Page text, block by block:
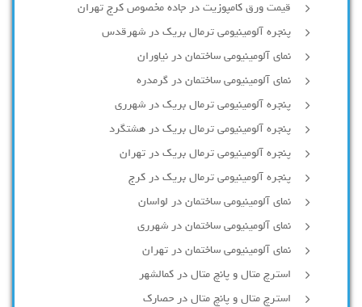
قیمت ورق کامپوزیت در جاده مخصوص کرج تهران
پنجره آلومینیومی ترمال بریک در شهرقدس
نمای آلومینیومی ساختمان در نیاوران
نمای آلومینیومی ساختمان در گرمدره
پنجره آلومینیومی ترمال بریک در شهرری
پنجره آلومینیومی ترمال بریک در هشتگرد
پنجره آلومینیومی ترمال بریک در تهران
پنجره آلومینیومی ترمال بریک در کرج
نمای آلومینیومی ساختمان در لواسان
نمای آلومینیومی ساختمان در شهرری
نمای آلومینیومی ساختمان در تهران
استرچ متال و پانچ متال در کمالشهر
استرچ متال و پانچ متال در حصارك